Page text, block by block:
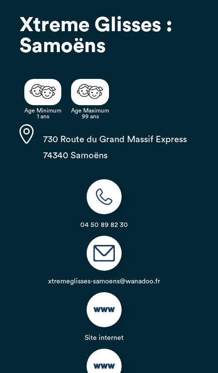
Xtreme Glisses :
Samoëns
Age Minimum
1 ans
Age Maximum
99 ans
730 Route du Grand Massif Express
74340 Samoëns
04 50 89 82 30
xtremeglisses-samoens@wanadoo.fr
Site internet